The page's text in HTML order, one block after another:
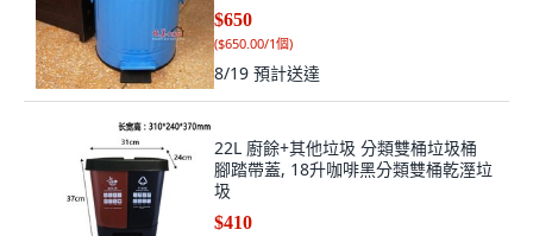
$650
($650.00/1個)
8/19 預計送達
22L 廚餘+其他垃圾 分類雙桶垃圾桶
腳踏帶蓋, 18升咖啡黑分類雙桶乾溼垃
圾
$410